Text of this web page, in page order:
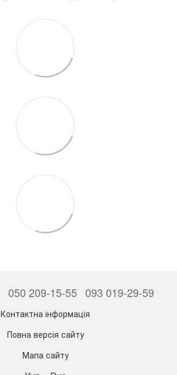
050 209-15-55 093 019-29-59
Контактна інформація
Повна версія сайту
Мапа сайту